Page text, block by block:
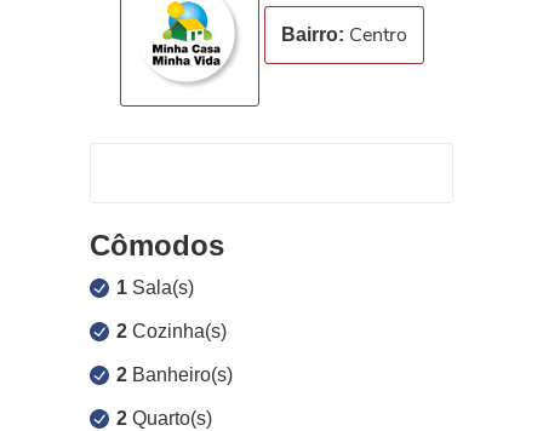
Bairro: Centro
Cômodos
1 Sala(s)
2 Cozinha(s)
2 Banheiro(s)
2 Quarto(s)